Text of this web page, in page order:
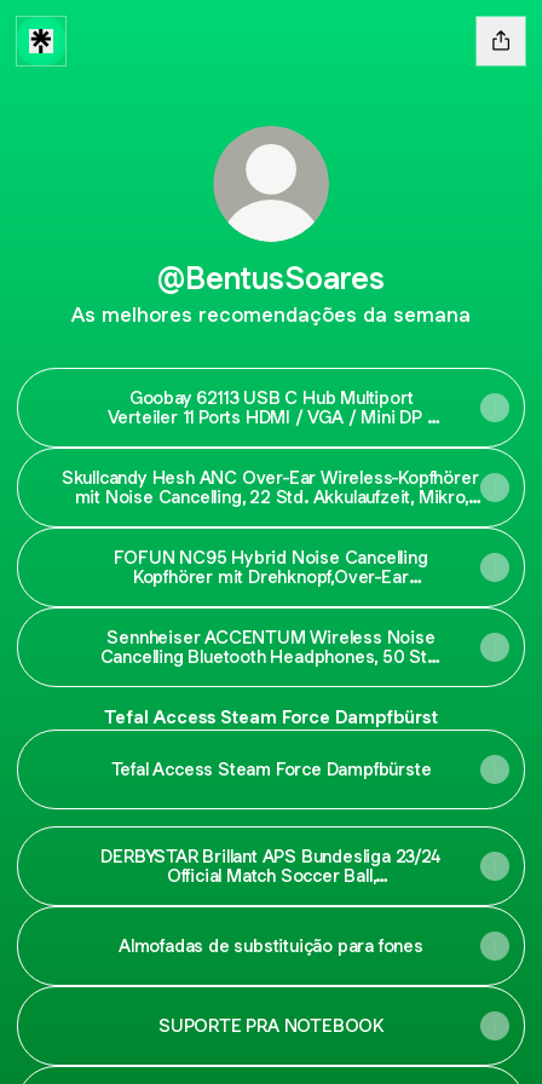
@BentusSoares
As melhores recomendações da semana
Goobay 62113 USB C Hub Multiport
Verteiler 11 Ports HDMI / VGA / Mini DP /
Audio / SD & microSD Kartenleser /
Aluminium: Amazon.de: Computer &
Zubehör
Skullcandy Hesh ANC Over-Ear Wireless-Kopfhörer
mit Noise Cancelling, 22 Std. Akkulaufzeit, Mikro,
Geräten - Weiß: Amazon.de: Musikinstrumente &
DJ-Equipment
FOFUN NC95 Hybrid Noise Cancelling
Kopfhörer mit Drehknopf,Over-Ear
Bluetooth,Transparenzmodus,65 Stunden
Spielzeit,Personalisierung per App:
Amazon.de: Elektronik & Foto
Sennheiser ACCENTUM Wireless Noise
Cancelling Bluetooth Headphones, 50 Std.
Over Ear Headphones, kabellose Bluetooth
Kopfhörer für die Schule, Reisen, Weiß:
Amazon.de: Musikinstrumente & DJ-
Tefal Access Steam Force Dampfbürst
Tefal Access Steam Force Dampfbürste
DERBYSTAR Brillant APS Bundesliga 23/24
Official Match Soccer Ball,
Almofadas de substituição para fones
SUPORTE PRA NOTEBOOK